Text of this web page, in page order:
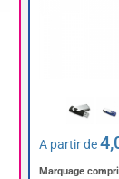
A partir de
Marquage